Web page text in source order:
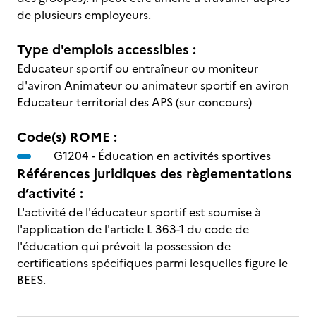
de plusieurs employeurs.
Type d'emplois accessibles :
Educateur sportif ou entraîneur ou moniteur
d'aviron Animateur ou animateur sportif en aviron
Educateur territorial des APS (sur concours)
Code(s) ROME :
G1204 - Éducation en activités sportives
Références juridiques des règlementations
d’activité :
L'activité de l'éducateur sportif est soumise à
l'application de l'article L 363-1 du code de
l'éducation qui prévoit la possession de
certifications spécifiques parmi lesquelles figure le
BEES.